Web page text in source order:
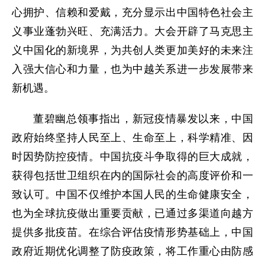
心拥护、信赖和爱戴，充分显示出中国特色社会主
义事业蓬勃兴旺、充满活力。大会开辟了马克思主
义中国化的新境界，为共创人类更加美好的未来注
入强大信心和力量，也为中越关系进一步发展带来
新机遇。
董碧幽总领事指出，新冠疫情暴发以来，中国
政府始终坚持人民至上、生命至上，科学精准、因
时因势防控疫情。中国抗疫斗争取得的巨大成就，
获得包括世卫组织在内的国际社会的高度评价和一
致认可。中国不仅维护本国人民的生命健康安全，
也为全球抗疫做出重要贡献，已通过多渠道向越方
提供多批疫苗。在综合评估疫情形势基础上，中国
政府近期优化调整了防疫政策，将工作重心由防感